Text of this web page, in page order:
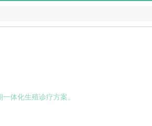
体化生殖诊疗方案。